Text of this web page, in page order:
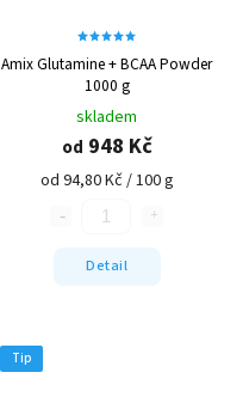
Amix Glutamine + BCAA Powder
1000 g
skladem
od 948 Kč
od 94,80 Kč / 100 g
Detail
Tip